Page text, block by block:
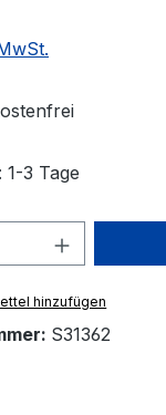
1-3 Tage
Anzahl:
hinzufügen
S31362